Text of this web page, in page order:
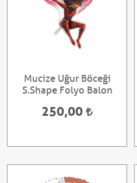
Mucize Uğur Böceği
S.Shape Folyo Balon
250,00